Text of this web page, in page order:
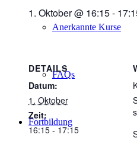
Anerkannte Kurse
FAQs
Fortbildung
1. Oktober @ 16:15-
DETAILS
Datum:
1. Oktober
Zeit:
16:15 - 17:15